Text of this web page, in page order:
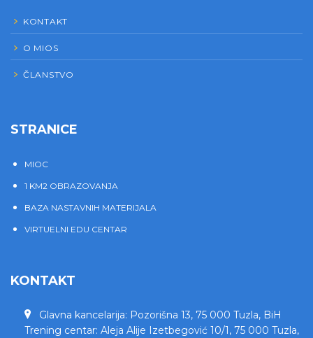
KONTAKT
O MIOS
ČLANSTVO
STRANICE
MIOC
1 KM2 OBRAZOVANJA
BAZA NASTAVNIH MATERIJALA
VIRTUELNI EDU CENTAR
KONTAKT
Glavna kancelarija: Pozorišna 13, 75 000 Tuzla, BiH
Trening centar: Aleja Alije Izetbegović 10/1, 75 000 Tuzla,